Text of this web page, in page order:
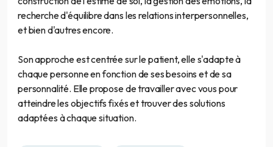
recherche d'équilibre dans les relations interpersonnelles,
et bien d'autres encore.
Son approche est centrée sur le patient, elle s'adapte à
chaque personne en fonction de ses besoins et de sa
personnalité. Elle propose de travailler avec vous pour
atteindre les objectifs fixés et trouver des solutions
adaptées à chaque situation.